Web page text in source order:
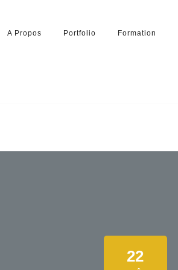
A Propos Portfolio Formation
22